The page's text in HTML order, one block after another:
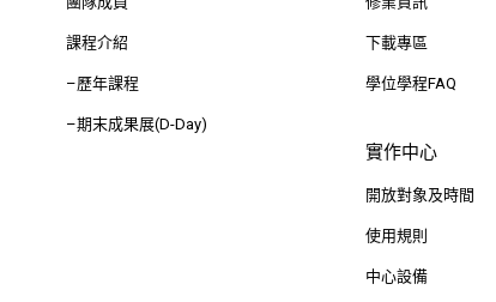
課程介紹
–歷年課程
–期末成果展(D-Day)
下載專區
學位學程FAQ
實作中心
開放對象及時間
使用規則
中心設備